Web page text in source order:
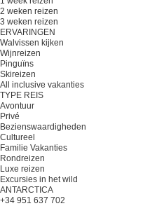
2 weken reizen
3 weken reizen
ERVARINGEN
Walvissen kijken
Wijnreizen
Pinguïns
Skireizen
All inclusive vakanties
TYPE REIS
Avontuur
Privé
Bezienswaardigheden
Cultureel
Familie Vakanties
Rondreizen
Luxe reizen
Excursies in het wild
ANTARCTICA
+34 951 637 702